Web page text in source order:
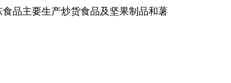
品主要生产炒货食品及坚果制品和薯